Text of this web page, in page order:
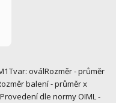
oválRozměr - průměr
balení - průměr x
dle normy OIML -